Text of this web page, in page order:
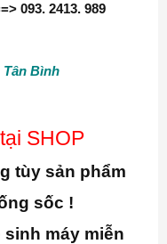
093. 2413. 989
Tân Bình
SHOP
tùy sản phẩm
sốc !
sinh máy miễn